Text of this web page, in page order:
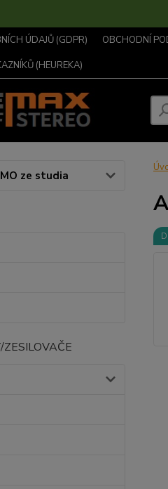
ÚDAJŮ (GDPR) OBCHODNÍ
(HEUREKA)
ze studia
ZESILOVAČE